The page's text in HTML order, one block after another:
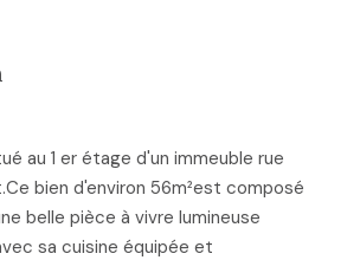
au 1 er étage d'un immeuble rue
bien d'environ 56m²est composé
belle pièce à vivre lumineuse
sa cuisine équipée et